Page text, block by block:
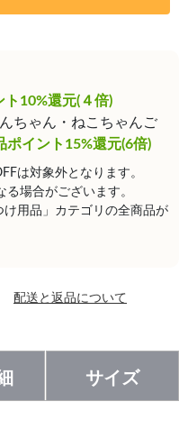
ト10%還元(４倍)
ちゃん・ねこちゃんご
ポイント15%還元(6倍)
は対象外となります。
場合がございます。
用品」カテゴリの全商品が
配送と返品について
サイズ